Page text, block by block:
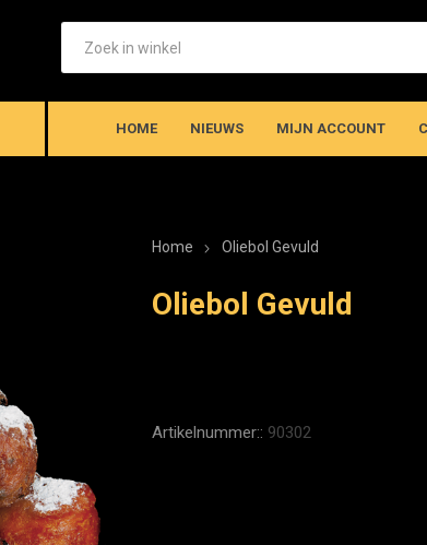
HOME NIEUWS MIJN ACCOUNT
Home Oliebol Gevuld
Oliebol Gevuld
Artikelnummer:: 90302